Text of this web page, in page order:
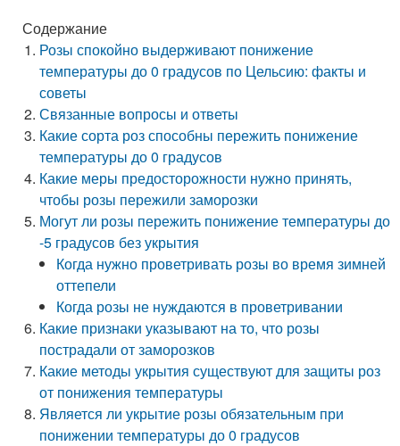
Содержание
Розы спокойно выдерживают понижение
температуры до 0 градусов по Цельсию: факты и
советы
Связанные вопросы и ответы
Какие сорта роз способны пережить понижение
температуры до 0 градусов
Какие меры предосторожности нужно принять,
чтобы розы пережили заморозки
Могут ли розы пережить понижение температуры до
-5 градусов без укрытия
Когда нужно проветривать розы во время зимней
оттепели
Когда розы не нуждаются в проветривании
Какие признаки указывают на то, что розы
пострадали от заморозков
Какие методы укрытия существуют для защиты роз
от понижения температуры
Является ли укрытие розы обязательным при
понижении температуры до 0 градусов